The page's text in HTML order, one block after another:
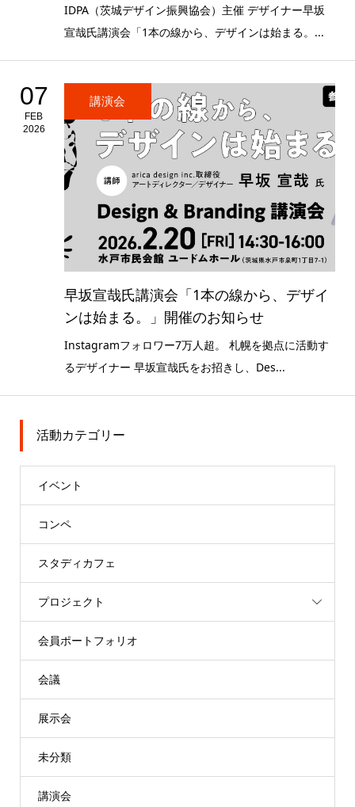
IDPA（茨城デザイン振興協会）主催 デザイナー早坂
宣哉氏講演会「1本の線から、デザインは始まる。...
07
FEB
2026
講演会
早坂宣哉氏講演会「1本の線から、デザイ
ンは始まる。」開催のお知らせ
Instagramフォロワー7万人超。 札幌を拠点に活動す
るデザイナー 早坂宣哉氏をお招きし、Des...
活動カテゴリー
イベント
コンペ
スタディカフェ
プロジェクト
会員ポートフォリオ
会議
展示会
未分類
講演会